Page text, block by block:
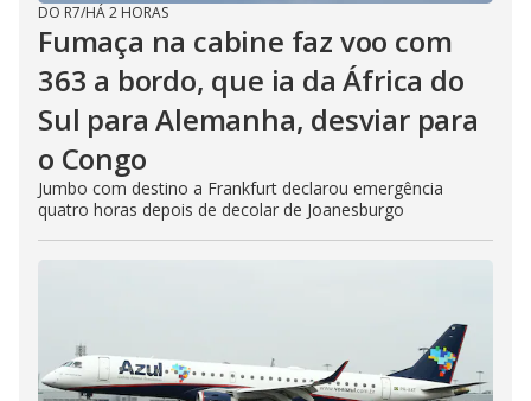
DO R7/HÁ 2 HORAS
Fumaça na cabine faz voo com
363 a bordo, que ia da África do
Sul para Alemanha, desviar para
o Congo
Jumbo com destino a Frankfurt declarou emergência
quatro horas depois de decolar de Joanesburgo